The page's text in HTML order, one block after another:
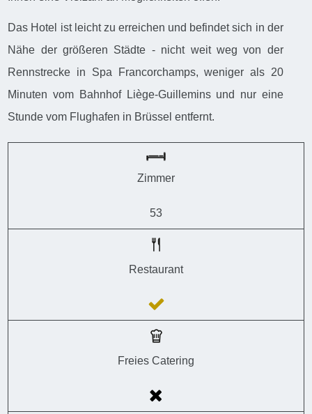
Das Hotel ist leicht zu erreichen und befindet sich in der
Nähe der größeren Städte - nicht weit weg von der
Rennstrecke in Spa Francorchamps, weniger als 20
Minuten vom Bahnhof Liège-Guillemins und nur eine
Stunde vom Flughafen in Brüssel entfernt.
Zimmer
53
Restaurant
Freies Catering